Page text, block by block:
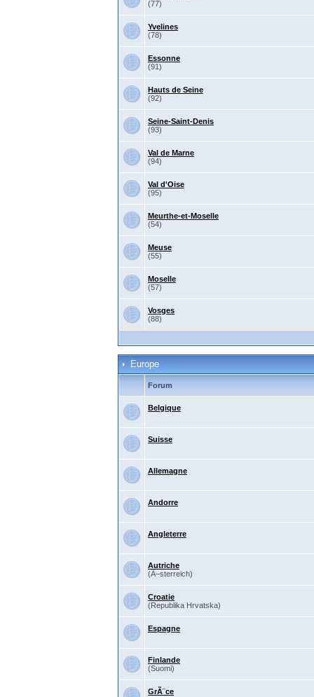
(77)
Yvelines
(78)
Essonne
(91)
Hauts de Seine
(92)
Seine-Saint-Denis
(93)
Val de Marne
(94)
Val d'Oise
(95)
Meurthe-et-Moselle
(54)
Meuse
(55)
Moselle
(57)
Vosges
(88)
Europe
Forum
Belgique
Suisse
Allemagne
Andorre
Angleterre
Autriche
(Ã–sterreich)
Croatie
(Republika Hrvatska)
Espagne
Finlande
(Suomi)
GrÃ¨ce